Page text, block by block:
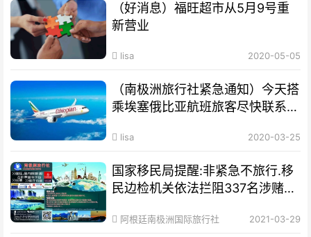
（好消息）福旺超市从5月9号重
新营业
lisa 2020-05-05
（南极洲旅行社紧急通知）今天搭
乘埃塞俄比亚航班旅客尽快联系旅
lisa 2020-03-25
国家移民局提醒:非紧急不旅行.移
民边检机关依法拦阻337名涉赌涉
阿根廷南极洲国际旅行社 2021-03-29